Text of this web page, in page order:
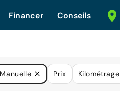
Financer Conseils
Manuelle Prix Kilométrage